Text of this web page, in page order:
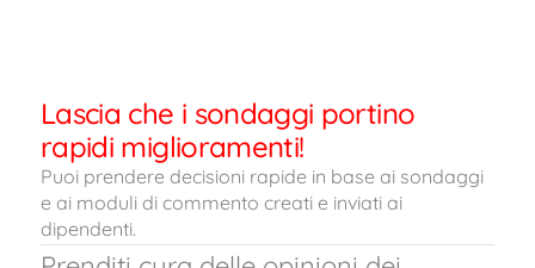
Lascia che i sondaggi portino
rapidi miglioramenti!
Puoi prendere decisioni rapide in base ai sondaggi
e ai moduli di commento creati e inviati ai
dipendenti.